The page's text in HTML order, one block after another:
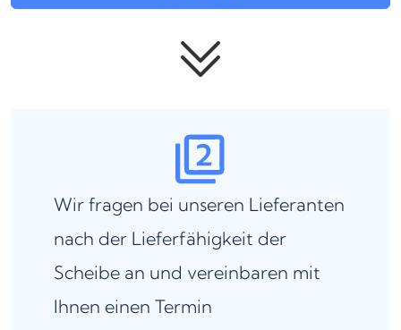
Wir fragen bei unseren Lieferanten
nach der Lieferfähigkeit der
Scheibe an und vereinbaren mit
Ihnen einen Termin